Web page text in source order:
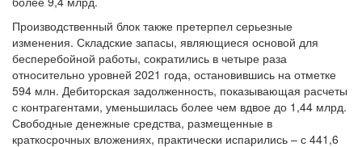
Производственный блок также претерпел серьезные
изменения. Складские запасы, являющиеся основой для
бесперебойной работы, сократились в четыре раза
относительно уровней 2021 года, остановившись на отметке
594 млн. Дебиторская задолженность, показывающая расчеты
с контрагентами, уменьшилась более чем вдвое до 1,44 млрд.
Свободные денежные средства, размещенные в
краткосрочных вложениях, практически испарились – с 441,6
млн до 5,9 млн.